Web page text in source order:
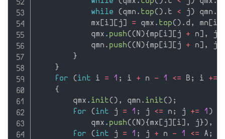
while
(qmn . top() . t < j) qmn .
            mx
[i] [ j] = qmx . top() . d , mn [i
            qmx
. push((N){mp [i] [ j + n] , j
            qmn
. push((N){mp [i] [ j + n] , j
}
}
for
(int i = 1 ; i + n - 1 <= B ; i +=
{
        qmx
. init() , qmn . init() ;
for
(int j = 1 ; j <= n ; j += 1 )
            qmx
. push((N){mx [ j] [i] , j}) ,
for
(int j = 1 ; j + n - 1 <= A ;